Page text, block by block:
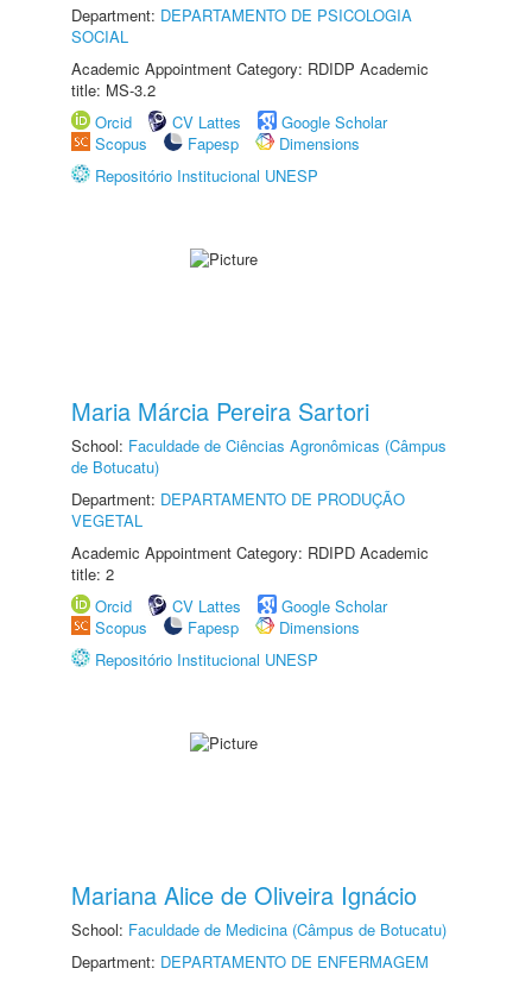
Department: DEPARTAMENTO DE PSICOLOGIA
SOCIAL
Academic Appointment Category: RDIDP Academic
title: MS-3.2
Orcid
CV Lattes
Google Scholar
Scopus
Fapesp
Dimensions
Repositório Institucional UNESP
Maria Márcia Pereira Sartori
School: Faculdade de Ciências Agronômicas (Câmpus
de Botucatu)
Department: DEPARTAMENTO DE PRODUÇÃO
VEGETAL
Academic Appointment Category: RDIPD Academic
title: 2
Orcid
CV Lattes
Google Scholar
Scopus
Fapesp
Dimensions
Repositório Institucional UNESP
Mariana Alice de Oliveira Ignácio
School: Faculdade de Medicina (Câmpus de Botucatu)
Department: DEPARTAMENTO DE ENFERMAGEM